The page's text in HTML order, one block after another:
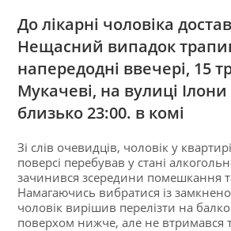
До лікарні чоловіка
Нещасний випадок
напередодні ввечері, 15
Мукачеві, на вулиці Ілони
близько 23:00. в комі
Зі слів очевидців, чоловік у
поверсі перебував у стані
зачинився зсередини помешкання
Намагаючись вибратися із
чоловік вирішив перелізти на
поверхом нижче, але не втримався